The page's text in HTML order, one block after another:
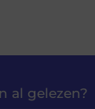
al gelezen?